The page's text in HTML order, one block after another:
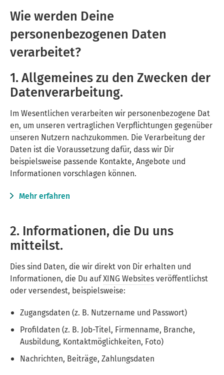
Wie werden Deine
personenbezogenen Daten
verarbeitet?
1. Allgemeines zu den Zwecken der
Datenverarbeitung.
Im Wesentlichen verarbeiten wir personenbezogene Dat
en, um unseren vertraglichen Verpflichtungen gegenüber
unseren Nutzern nachzukommen. Die Verarbeitung der
Daten ist die Voraussetzung dafür, dass wir Dir
beispielsweise passende Kontakte, Angebote und
Informationen vorschlagen können.
Mehr erfahren
2. Informationen, die Du uns
mitteilst.
Dies sind Daten, die wir direkt von Dir erhalten und
Informationen, die Du aufXING Websitesveröffentlichst
oder versendest, beispielsweise:
Zugangsdaten (z. B. Nutzername und Passwort)
Profildaten (z. B. Job-Titel, Firmenname, Branche,
Ausbildung, Kontaktmöglichkeiten, Foto)
Nachrichten, Beiträge, Zahlungsdaten